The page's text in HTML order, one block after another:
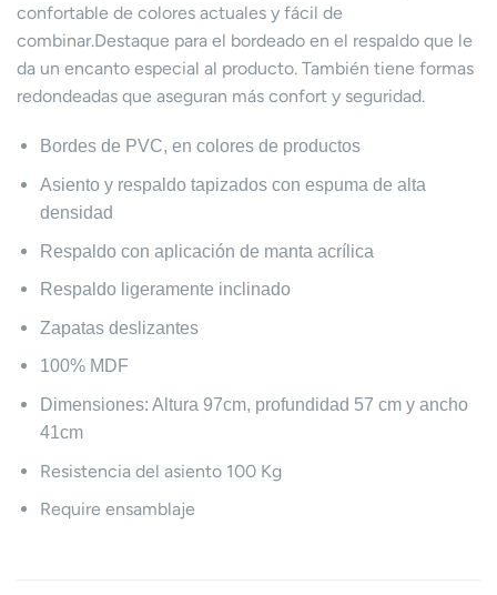
confortable de colores actuales y fácil de
combinar.Destaque para el bordeado en el respaldo que le
da un encanto especial al producto. También tiene formas
redondeadas que aseguran más confort y seguridad.
Bordes de PVC, en colores de productos
Asiento y respaldo tapizados con espuma de alta
densidad
Respaldo con aplicación de manta acrílica
Respaldo ligeramente inclinado
Zapatas deslizantes
100% MDF
Dimensiones: Altura 97cm, profundidad 57 cm y ancho
41cm
Resistencia del asiento 100 Kg
Require ensamblaje